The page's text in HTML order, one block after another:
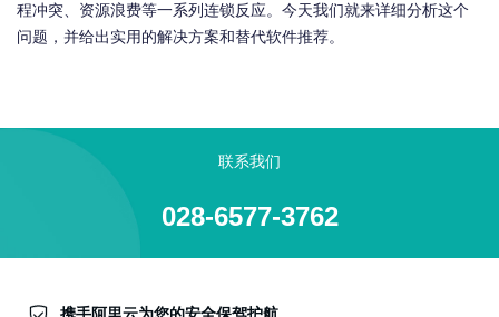
程冲突、资源浪费等一系列连锁反应。今天我们就来详细分析这个
问题，并给出实用的解决方案和替代软件推荐。
联系我们
028-6577-3762